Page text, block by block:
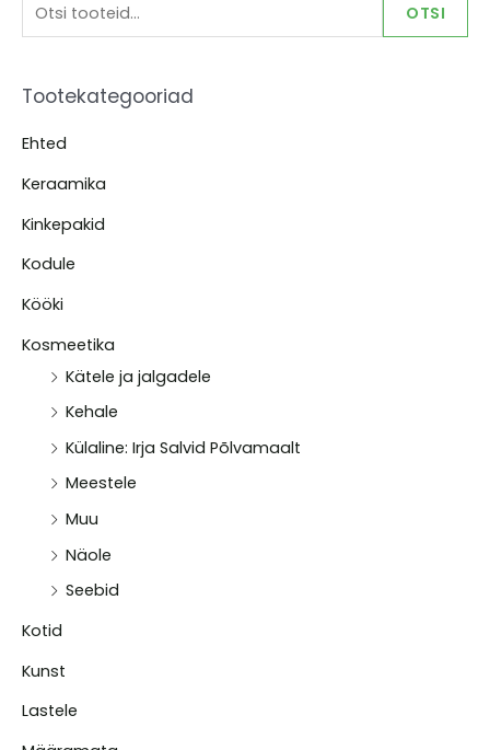
t
OTSI
Tootekategooriad
Ehted
Keraamika
Kinkepakid
Kodule
Kööki
Kosmeetika
Kätele ja jalgadele
Kehale
Külaline: Irja Salvid Põlvamaalt
Meestele
Muu
Näole
Seebid
Kotid
Kunst
Lastele